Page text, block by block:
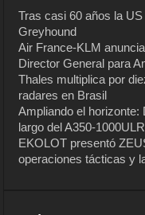
Tras casi 60 años la
Greyhound
Air France-KLM
Director General para
Thales multiplica por
radares en Brasil
Ampliando el horizonte:
largo del A350-1000ULR
EKOLOT presentó
operaciones tácticas y